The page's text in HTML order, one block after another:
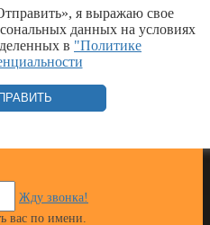
я выражаю свое
данных на условиях
в "Политике
Жду звонка!
вас по имени.